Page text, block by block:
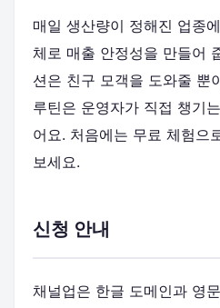
매일 생산량이 정해진 업종
체로 매출 안정성을 만들어
션은 친구 모객을 도와줄 뿐
루틴은 운영자가 직접 챙기
어요. 처음에는 무료 체험으
보세요.
신청 안내
채널업은 한글 도메인과 영